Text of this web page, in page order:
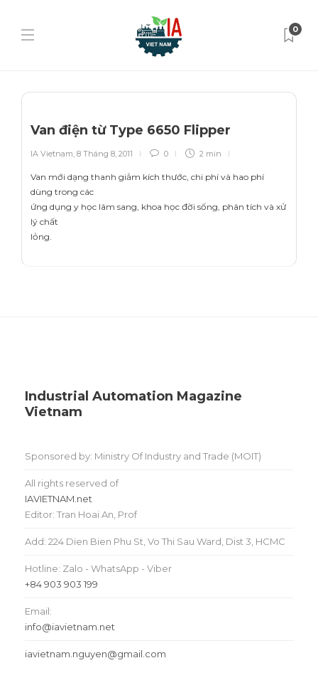
0
Van điện từ Type 6650 Flipper
IA Vietnam, 8 Tháng 8, 2011 0 2 min
Van mới dạng thanh giảm kích thước, chi phí và hao phí
dùng trong các
ứng dụng y học lâm sang, khoa học đời sống, phân tích và xử
lý chất
lỏng.
Industrial Automation Magazine
Vietnam
Sponsored by: Ministry Of Industry and Trade (MOIT)
All rights reserved of
IAVIETNAM.net
Editor: Tran Hoai An, Prof
Add: 224 Dien Bien Phu St, Vo Thi Sau Ward, Dist 3, HCMC
Hotline: Zalo - WhatsApp - Viber
+84 903 903 199
Email:
info@iavietnam.net
iavietnam.nguyen@gmail.com